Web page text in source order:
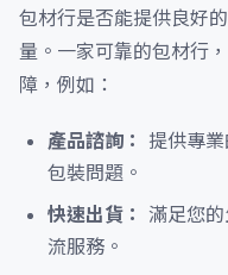
包材行是否能提供良好
量。一家可靠的包材行
障，例如：
產品諮詢：
提供專
包裝問題。
快速出貨：
滿足您
流服務。